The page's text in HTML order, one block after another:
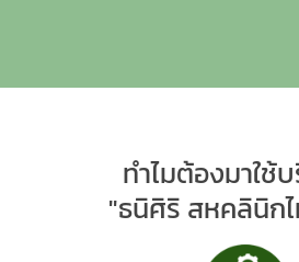
ทำไมต้องมาใช้
"ธนิศิริ สหคลินิก